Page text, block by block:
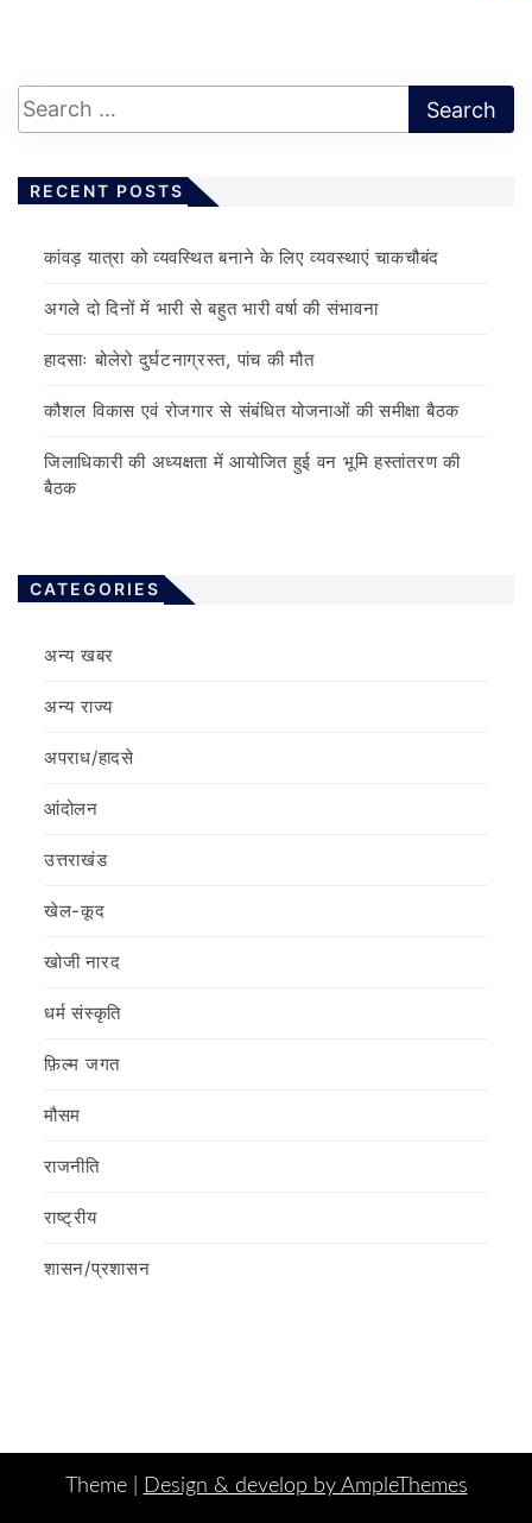
RECENT POSTS
कांवड़ यात्रा को व्यवस्थित बनाने के लिए व्यवस्थाएं चाकचौबंद
अगले दो दिनों में भारी से बहुत भारी वर्षा की संभावना
हादसाः बोलेरो दुर्घटनाग्रस्त, पांच की मौत
कौशल विकास एवं रोजगार से संबंधित योजनाओं की समीक्षा बैठक
जिलाधिकारी की अध्यक्षता में आयोजित हुई वन भूमि हस्तांतरण की
बैठक
CATEGORIES
अन्य खबर
अन्य राज्य
अपराध/हादसे
आंदोलन
उत्तराखंड
खेल-कूद
खोजी नारद
धर्म संस्कृति
फ़िल्‍म जगत
मौसम
राजनीति
राष्ट्रीय
शासन/प्रशासन
Theme | Design & develop by AmpleThemes